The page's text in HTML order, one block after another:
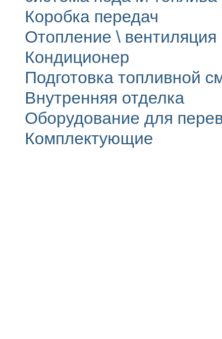
Коробка передач
Отопление \ вентиляция
Кондиционер
Подготовка топливной
Внутренняя отделка
Оборудование для
Комплектующие